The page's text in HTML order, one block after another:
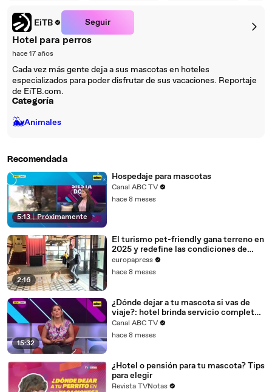
EiTB Seguir
Hotel para perros
hace 17 años
Cada vez más gente deja a sus mascotas en hoteles
especializados para poder disfrutar de sus vacaciones. Reportaje
de EiTB.com.
Categoría
🐳Animales
Recomendada
5:13 | Próximamente
Hospedaje para mascotas
Canal ABC TV
hace 8 meses
2:16
El turismo pet-friendly gana terreno en
2025 y redefine las condiciones de
viaje
europapress
hace 8 meses
15:32
¿Dónde dejar a tu mascota si vas de
viaje?: hotel brinda servicio completo
para cuidarlos
Canal ABC TV
hace 8 meses
¿Hotel o pensión para tu mascota? Tips
para elegir
Revista TVNotas